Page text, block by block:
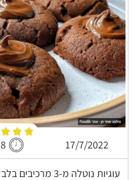
17/7/2022
18
עוגיות נוטלה מ-